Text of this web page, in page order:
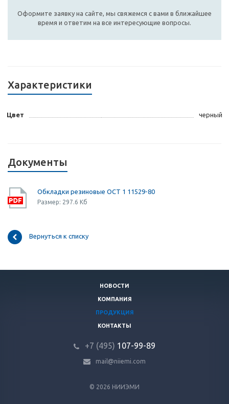
Оформите заявку на сайте, мы свяжемся с вами в ближайшее
время и ответим на все интересующие вопросы.
Характеристики
Цвет черный
Документы
Обкладки резиновые ОСТ 1 11529-80
Размер: 297.6 Кб
Вернуться к списку
© 2026 НИИЭМИ
НОВОСТИ
КОМПАНИЯ
ПРОДУКЦИЯ
КОНТАКТЫ
+7 (495) 107-99-89
mail@niiemi.com